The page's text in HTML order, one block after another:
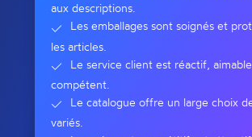
aux descriptions.
Les emballages sont soignés et
les articles.
Le service client est réactif,
compétent.
Le catalogue offre un large choix
variés.